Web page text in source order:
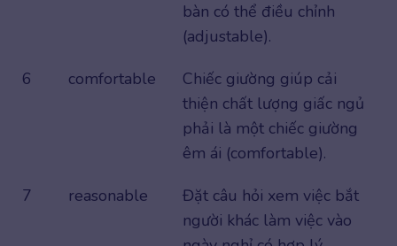
bàn có thể điều chỉnh
(adjustable).
6
comfortable
Chiếc giường giúp cải
thiện chất lượng giấc ngủ
phải là một chiếc giường
êm ái (comfortable).
7
reasonable
Đặt câu hỏi xem việc bắt
người khác làm việc vào